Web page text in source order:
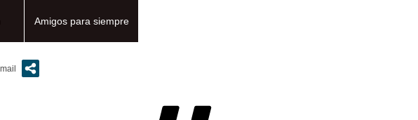
Amigos para siempre